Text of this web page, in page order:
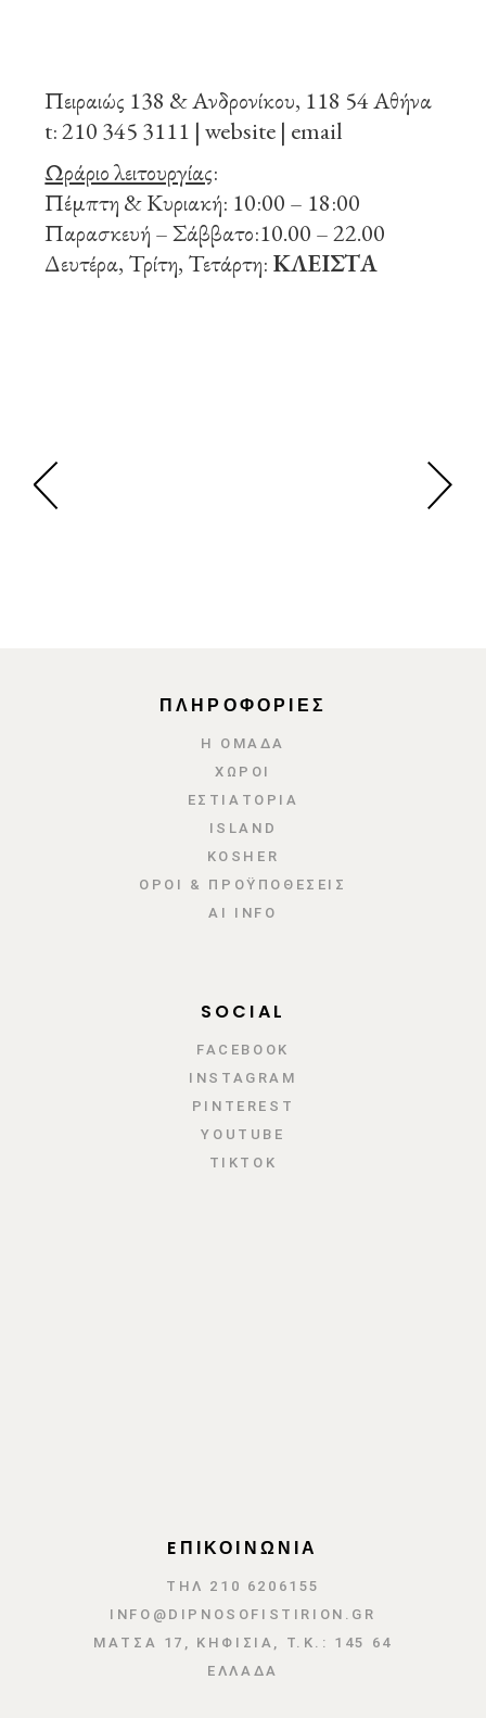
Πειραιώς 138 & Ανδρονίκου, 118 54 Αθήνα
t: 210 345 3111 |website | email
Ωράριο λειτουργίας:
Πέμπτη & Κυριακή: 10:00 – 18:00
Παρασκευή – Σάββατο:10.00 – 22.00
Δευτέρα, Τρίτη, Τετάρτη: ΚΛΕΙΣΤΑ
ΠΛΗΡΟΦΟΡΙΕΣ
Η ΟΜΑΔΑ
ΧΩΡΟΙ
ΕΣΤΙΑΤΌΡΙΑ
ISLAND
KOSHER
ΌΡΟΙ & ΠΡΟΫΠΟΘΈΣΕΙΣ
AI INFO
SOCIAL
FACEBOOK
INSTAGRAM
PINTEREST
YOUTUBE
TIKTOK
EΠΙΚΟΙΝΩΝΙΑ
ΤΗΛ 210 6206155
INFO@DIPNOSOFISTIRION.GR
ΜΆΤΣΑ 17, ΚΗΦΙΣΙΆ, Τ.Κ.: 145 64
ΕΛΛΑΔΑ